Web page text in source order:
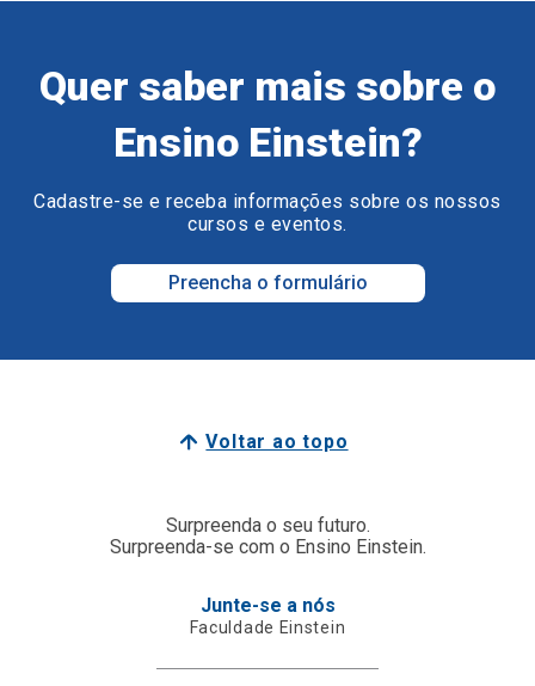
Quer saber mais sobre o
Ensino Einstein?
Cadastre-se e receba informações sobre os nossos
cursos e eventos.
Preencha o formulário
Voltar ao topo
Surpreenda o seu futuro.
Surpreenda-se com o Ensino Einstein.
Junte-se a nós
Faculdade Einstein